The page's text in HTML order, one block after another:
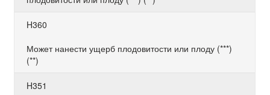
H360
Может нанести ущерб плодовитости или плоду (***)
(**)
H351